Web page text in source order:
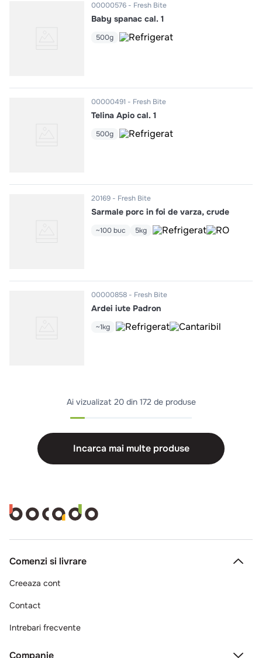
00000576 Fresh Bite
Baby spanac cal. 1
500g
00000491 Fresh Bite
Telina Apio cal. 1
500g
20169 Fresh Bite
Sarmale porc in foi de varza, crude
~100 buc 5kg
00000858 Fresh Bite
Ardei iute Padron
~1kg
Ai vizualizat 20 din 172 de produse
Incarca mai multe produse
Comenzi si livrare
Creeaza cont
Contact
Intrebari frecvente
Companie